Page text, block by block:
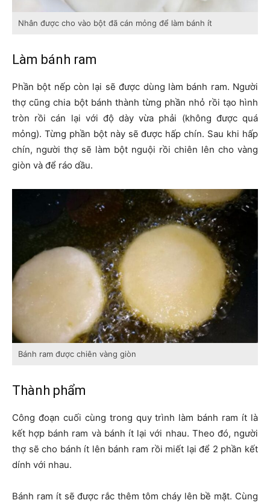
Nhân được cho vào bột đã cán mỏng để làm bánh ít
Làm bánh ram
Phần bột nếp còn lại sẽ được dùng làm bánh ram. Người
thợ cũng chia bột bánh thành từng phần nhỏ rồi tạo hình
tròn rồi cán lại với độ dày vừa phải (không được quá
mỏng). Từng phần bột này sẽ được hấp chín. Sau khi hấp
chín, người thợ sẽ làm bột nguội rồi chiên lên cho vàng
giòn và để ráo dầu.
Bánh ram được chiên vàng giòn
Thành phẩm
Công đoạn cuối cùng trong quy trình làm bánh ram ít là
kết hợp bánh ram và bánh ít lại với nhau. Theo đó, người
thợ sẽ cho bánh ít lên bánh ram rồi miết lại để 2 phần kết
dính với nhau.
Bánh ram ít sẽ được rắc thêm tôm cháy lên bề mặt. Cùng